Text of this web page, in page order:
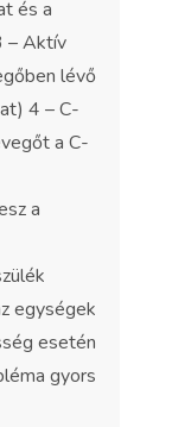
és a
– Aktív
lévő
4 – C-
a C-
a
egységek
esetén
gyors